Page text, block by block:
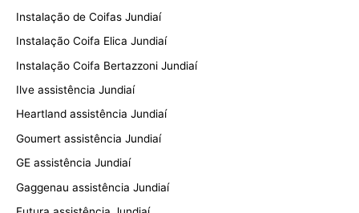
Instalação de Coifas Jundiaí
Instalação Coifa Elica Jundiaí
Instalação Coifa Bertazzoni Jundiaí
Ilve assistência Jundiaí
Heartland assistência Jundiaí
Goumert assistência Jundiaí
GE assistência Jundiaí
Gaggenau assistência Jundiaí